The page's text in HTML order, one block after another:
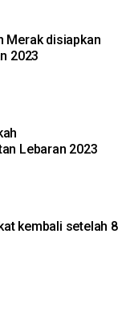
Merak disiapkan
2023
Lebaran 2023
kembali setelah 8